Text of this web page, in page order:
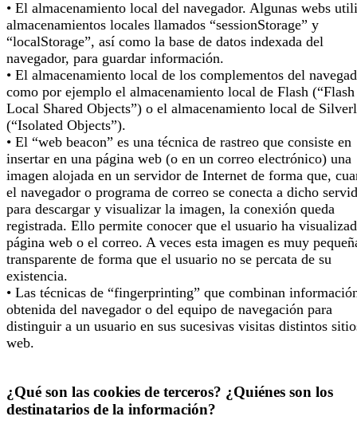
• El almacenamiento local del navegador. Algunas webs
almacenamientos locales llamados “sessionStorage” y
“localStorage”, así como la base de datos indexada del
navegador, para guardar información.
• El almacenamiento local de los complementos del
como por ejemplo el almacenamiento local de Flash (“Flash
Local Shared Objects”) o el almacenamiento local de
(“Isolated Objects”).
• El “web beacon” es una técnica de rastreo que consiste en
insertar en una página web (o en un correo electrónico) una
imagen alojada en un servidor de Internet de forma que,
el navegador o programa de correo se conecta a dicho
para descargar y visualizar la imagen, la conexión queda
registrada. Ello permite conocer que el usuario ha
página web o el correo. A veces esta imagen es muy
transparente de forma que el usuario no se percata de su
existencia.
• Las técnicas de “fingerprinting” que combinan
obtenida del navegador o del equipo de navegación para
distinguir a un usuario en sus sucesivas visitas distintos
web.
¿Qué son las cookies de terceros? ¿Quiénes son los
destinatarios de la información?